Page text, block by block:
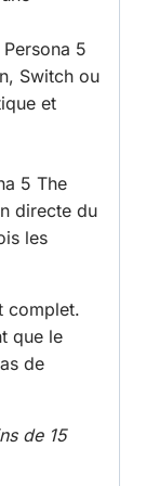
5
Switch ou
et
5 The
directe du
les
complet.
que le
de
de 15